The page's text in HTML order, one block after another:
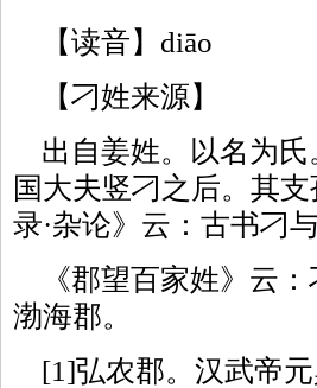
【读音】diāo
【刁姓来源】
出自姜姓。以名为氏
国大夫竖刁之后。其
录·杂论》云：古书刁与
《郡望百家姓》云：
渤海郡。
[1]弘农郡。汉武帝元